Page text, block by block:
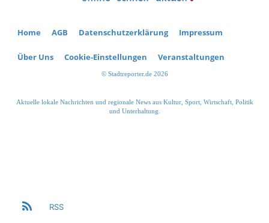
Home AGB Datenschutzerklärung Impressum
Über Uns Cookie-Einstellungen Veranstaltungen
© Stadtreporter.de 2026
Aktuelle lokale Nachrichten und regionale News aus Kultur, Sport, Wirtschaft, Politik
und Unterhaltung.
RSS